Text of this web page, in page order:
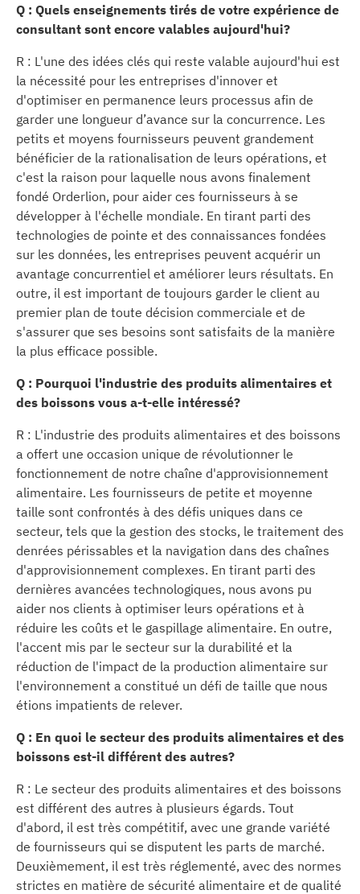
Q : Quels enseignements tirés de votre expérience de
consultant sont encore valables aujourd'hui?
R : L'une des idées clés qui reste valable aujourd'hui est
la nécessité pour les entreprises d'innover et
d'optimiser en permanence leurs processus afin de
garder une longueur d’avance sur la concurrence. Les
petits et moyens fournisseurs peuvent grandement
bénéficier de la rationalisation de leurs opérations, et
c'est la raison pour laquelle nous avons finalement
fondé Orderlion, pour aider ces fournisseurs à se
développer à l'échelle mondiale. En tirant parti des
technologies de pointe et des connaissances fondées
sur les données, les entreprises peuvent acquérir un
avantage concurrentiel et améliorer leurs résultats. En
outre, il est important de toujours garder le client au
premier plan de toute décision commerciale et de
s'assurer que ses besoins sont satisfaits de la manière
la plus efficace possible.
Q : Pourquoi l'industrie des produits alimentaires et
des boissons vous a-t-elle intéressé?
R : L'industrie des produits alimentaires et des boissons
a offert une occasion unique de révolutionner le
fonctionnement de notre chaîne d'approvisionnement
alimentaire. Les fournisseurs de petite et moyenne
taille sont confrontés à des défis uniques dans ce
secteur, tels que la gestion des stocks, le traitement des
denrées périssables et la navigation dans des chaînes
d'approvisionnement complexes. En tirant parti des
dernières avancées technologiques, nous avons pu
aider nos clients à optimiser leurs opérations et à
réduire les coûts et le gaspillage alimentaire. En outre,
l'accent mis par le secteur sur la durabilité et la
réduction de l'impact de la production alimentaire sur
l'environnement a constitué un défi de taille que nous
étions impatients de relever.
Q : En quoi le secteur des produits alimentaires et des
boissons est-il différent des autres?
R : Le secteur des produits alimentaires et des boissons
est différent des autres à plusieurs égards. Tout
d'abord, il est très compétitif, avec une grande variété
de fournisseurs qui se disputent les parts de marché.
Deuxièmement, il est très réglementé, avec des normes
strictes en matière de sécurité alimentaire et de qualité